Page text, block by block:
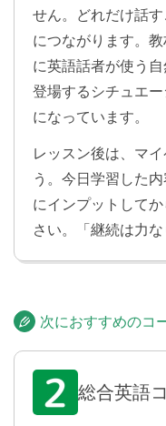
Lesson 24 いつか
疑問詞 when と
「誕生日はいつで
きるようになります。
Lesson 25 リーデ
Jane and Yuta are
school.
Lesson 21〜25 の内
Lesson 27 買い物
せん。どれだけ話
につながります。
に英語話者が使う
登場するシチュエ
になっています。
レッスン後は、マ
う。今日学習した
にインプットして
さい。「継続は力な
次におすすめのコ
総合英語